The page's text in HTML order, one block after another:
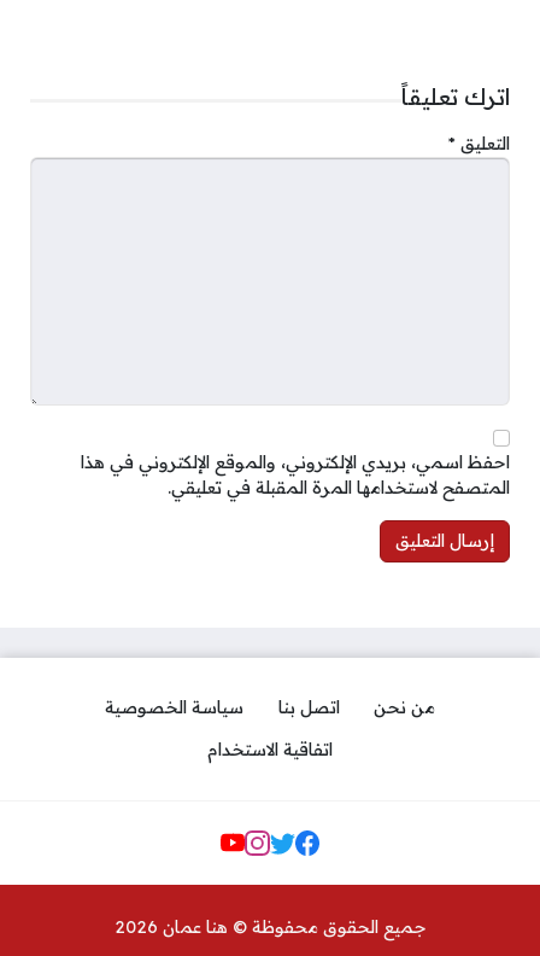
اترك تعليقاً
التعليق *
احفظ اسمي، بريدي الإلكتروني، والموقع الإلكتروني في هذا
المتصفح لاستخدامها المرة المقبلة في تعليقي.
من نحن اتصل بنا
سياسة الخصوصية
اتفاقية الاستخدام
مواقع التواصل
جميع الحقوق محفوظة © هنا عمان 2026